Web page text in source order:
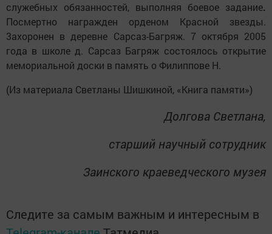
служебных обязанностей, выполняя боевое задание.
Посмертно награжден орденом Красной звезды.
3ахоронен в деревне Сарсаз-Багряж. 7 октября 2005
года в школе д. Сарсаз Багряж состоялось открытие
мемориальной доски в память о Филиппове Н.
(Из материала Светланы Шишкиной, «Книга памяти»)
Долгова Светлана,
старший научный сотрудник
Заинского краеведческого музея
Следите за самым важным и интересным в